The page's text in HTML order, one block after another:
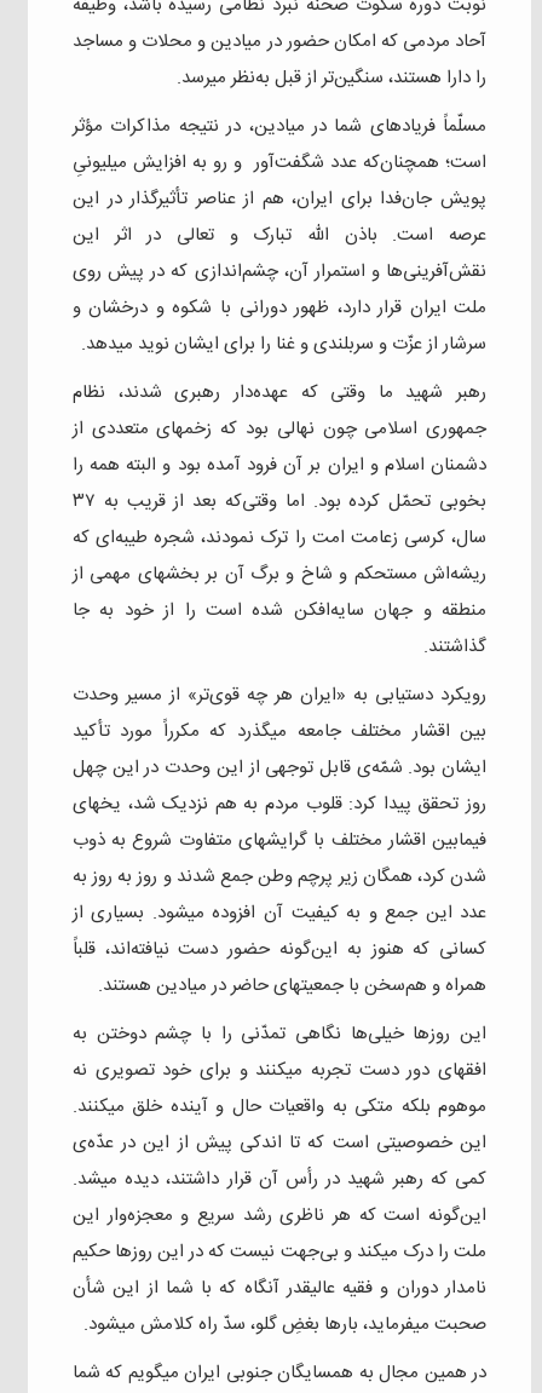
آحاد مردمی که امکان حضور در میادین و محلات و مساجد
را دارا هستند، سنگین‌تر از قبل به‌نظر میرسد.
مسلّماً فریادهای شما در میادین، در نتیجه‌ مذاکرات مؤثر
است؛ همچنان‌که عدد شگفت‌آور و رو به افزایش میلیونیِ
پویش جان‌فدا برای ایران، هم از عناصر تأثیرگذار در این
عرصه است. باذن‌ الله تبارک و تعالی در اثر این
نقش‌آفرینی‌ها و استمرار آن، چشم‌اندازی که در پیش روی
ملت ایران قرار دارد، ظهور دورانی با شکوه و درخشان و
سرشار از عزّت و سربلندی و غنا را برای ایشان نوید میدهد.
رهبر شهید ما وقتی که عهده‌دار رهبری شدند، نظام
جمهوری اسلامی چون نهالی بود که زخمهای متعددی از
دشمنان اسلام و ایران بر آن فرود آمده بود و البته همه را
بخوبی تحمّل کرده بود. اما وقتی‌که بعد از قریب به ۳۷
سال، کرسی زعامت امت را ترک نمودند، شجره طیبه‌ای که
ریشه‌اش مستحکم و شاخ و برگ آن بر بخشهای مهمی از
منطقه و جهان سایه‌افکن شده است را از خود به جا
گذاشتند.
رویکرد دستیابی به «ایران هر چه قوی‌تر» از مسیر وحدت
بین اقشار مختلف جامعه میگذرد که مکرراً مورد تأکید
ایشان بود. شمّه‌ی‌ قابل توجهی از این وحدت در این چهل
روز تحقق پیدا کرد: قلوب مردم به هم نزدیک شد، یخهای
فیمابین اقشار مختلف با گرایشهای متفاوت شروع به ذوب
شدن کرد، همگان زیر پرچم وطن جمع شدند و روز به روز به
عدد این جمع و به کیفیت آن افزوده میشود. بسیاری از
کسانی که هنوز به این‌گونه حضور دست نیافته‌اند، قلباً
همراه و هم‌سخن با جمعیتهای حاضر در میادین هستند.
این روزها خیلی‌ها نگاهی تمدّنی را با چشم دوختن به
افقهای دور دست تجربه میکنند و برای خود تصویری نه
موهوم بلکه متکی به واقعیات حال و آینده خلق میکنند.
این خصوصیتی است که تا اندکی پیش از این در عدّه‌ی
کمی که رهبر شهید در رأس آن قرار داشتند، دیده میشد.
این‌گونه است که هر ناظری رشد سریع و معجزه‌وار این
ملت را درک میکند و بی‌جهت نیست که در این روزها حکیم
نامدار دوران و فقیه عالیقدر آنگاه که با شما از این شأن
صحبت میفرماید، بارها بغضِ گلو، سدّ راه کلامش میشود.
در همین مجال به همسایگان جنوبی ایران میگویم که شما